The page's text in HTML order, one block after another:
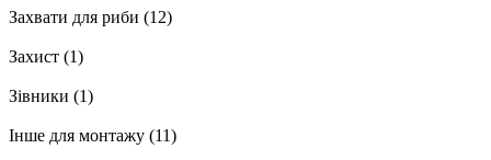
Захвати для риби (12)
Захист (1)
Зівники (1)
Інше для монтажу (11)